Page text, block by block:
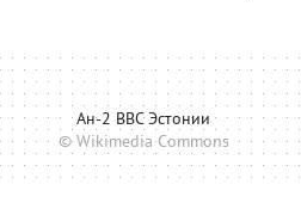
Ан-2 ВВС Эстонии
© Wikimedia Commons